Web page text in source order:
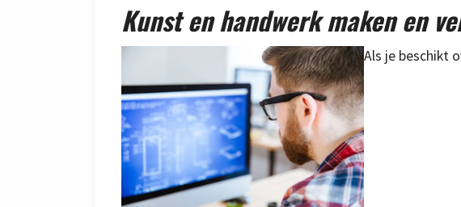
Kunst en handwerk maken en
Als je beschikt